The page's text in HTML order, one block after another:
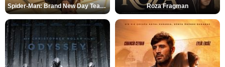
Spider-Man: Brand New Day Teaser Roza Fragman